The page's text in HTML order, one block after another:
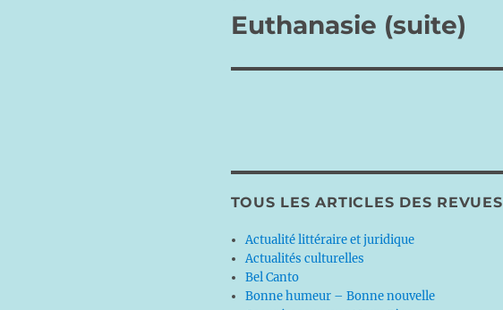
Publication
Euthanasie (suite)
TOUS LES ARTICLES DES REVUES
Actualité littéraire et juridique
Actualités culturelles
Bel Canto
Bonne humeur – Bonne nouvelle